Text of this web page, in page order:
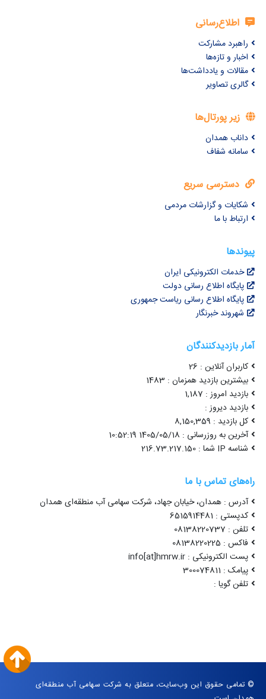
اطلاع‌رسانی
راهبرد مشارکت
اخبار و تازه‌ها
مقالات و یادداشت‌ها
گالری تصاویر
زیر پورتال‌ها
داناب همدان
سامانه شفاف
دسترسی سریع
شکایات و گزارشات مردمی
ارتباط با ما
پیوندها
خدمات الکترونیکی ایران
پایگاه اطلاع رسانی دولت
پایگاه اطلاع رسانی ریاست جمهوری
شهروند خبرنگار
آمار بازدیدکنندگان
کاربران آنلاین : 26
بیشترین بازدید همزمان : 1483
بازدید امروز : 1,187
بازدید دیروز :
کل بازدید : 8,150,359
آخرین به روزرسانی : 1405/05/18 10:52:19
شناسه IP شما : 216.73.217.150
راه‌های تماس با ما
آدرس : همدان، خیابان جهاد، شرکت سهامی آب منطقه‌ای همدان
کدپستی : 6515914481
تلفن : 08138220737
فاکس : 08138220225
پست الکترونیکی : info[at]hmrw.ir
پیامک : 300074811
تلفن گویا :
© تمامی حقوق این وب‌سایت، متعلق به شرکت سهامی آب منطقه‌ای